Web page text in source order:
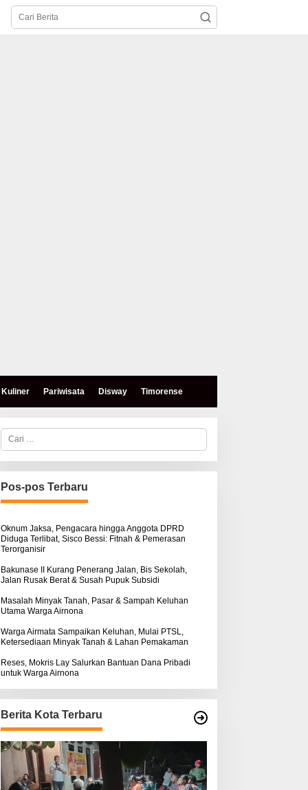
Kuliner Pariwisata Disway Timorense
Mokris Lay Salurkan
Warga Airnona
Hukum Kasus Sebastian
Bokol Sarat Rekayasa
C
r
i
u
n
u
:
Pos-pos Terbaru
Oknum Jaksa, Pengacara hingga Anggota DPRD
Diduga Terlibat, Sisco Bessi: Fitnah & Pemerasan
Terorganisir
Bakunase II Kurang Penerang Jalan, Bis Sekolah,
Jalan Rusak Berat & Susah Pupuk Subsidi
Masalah Minyak Tanah, Pasar & Sampah Keluhan
Utama Warga Airnona
Warga Airmata Sampaikan Keluhan, Mulai PTSL,
Ketersediaan Minyak Tanah & Lahan Pemakaman
Reses, Mokris Lay Salurkan Bantuan Dana Pribadi
untuk Warga Airnona
Berita Kota Terbaru